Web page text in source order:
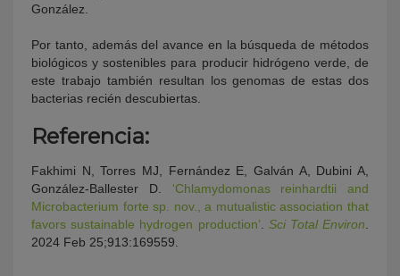
González.
Por tanto, además del avance en la búsqueda de métodos
biológicos y sostenibles para producir hidrógeno verde, de
este trabajo también resultan los genomas de estas dos
bacterias recién descubiertas.
Referencia:
Fakhimi N, Torres MJ, Fernández E, Galván A, Dubini A,
González-Ballester D. ‘Chlamydomonas reinhardtii and
Microbacterium forte sp. nov., a mutualistic association that
favors sustainable hydrogen production’. Sci TotalEnviron
2024 Feb 25;913:169559.